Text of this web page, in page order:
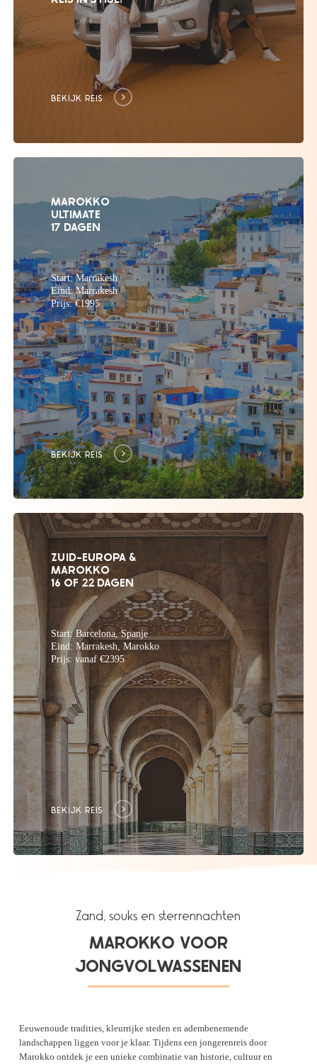
BEKIJK REIS
MAROKKO
ULTIMATE
17 DAGEN
Start: Marrakesh
Eind: Marrakesh
Prijs: €1995
BEKIJK REIS
ZUID-EUROPA &
MAROKKO
16 OF 22 DAGEN
Start: Barcelona, Spanje
Eind: Marrakesh, Marokko
Prijs: vanaf €2395
BEKIJK REIS
Zand, souks en sterrennachten
MAROKKO VOOR
JONGVOLWASSENEN
Eeuwenoude tradities, kleurrijke steden en adembenemende
landschappen liggen voor je klaar. Tijdens een jongerenreis door
Marokko ontdek je een unieke combinatie van historie, cultuur en